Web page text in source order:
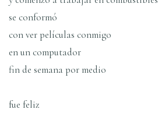
se conformó
con ver pelí­culas conmigo
en un computador
fin de semana por medio
fue feliz